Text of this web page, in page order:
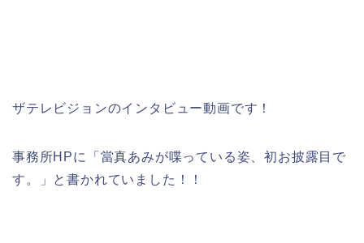
ザテレビジョンのインタビュー動画です！
事務所HPに「當真あみが喋っている姿、初お披露目で
す。」と書かれていました！！